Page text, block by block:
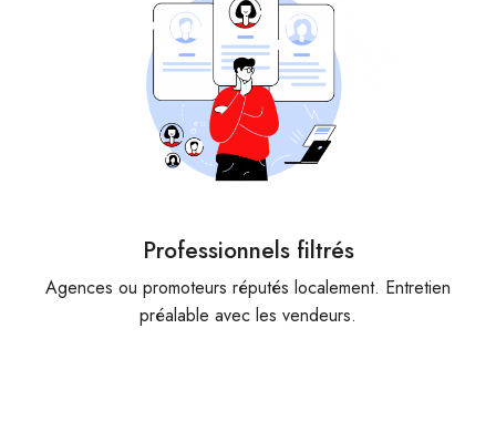
Professionnels filtrés
Agences ou promoteurs réputés localement. Entretien
préalable avec les vendeurs.